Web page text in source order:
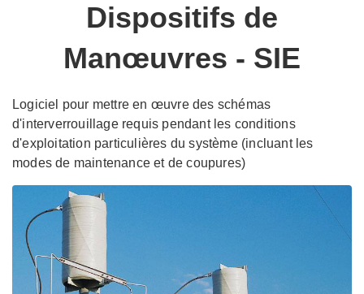
Dispositifs de
Manœuvres - SIE
Logiciel pour mettre en œuvre des schémas
d'interverrouillage requis pendant les conditions
d'exploitation particulières du système (incluant les
modes de maintenance et de coupures)